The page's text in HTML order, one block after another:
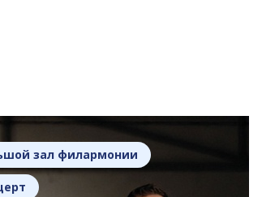
зал филармонии